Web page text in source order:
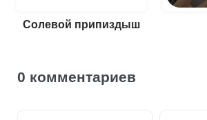
Солевой припиздыш
0 комментариев